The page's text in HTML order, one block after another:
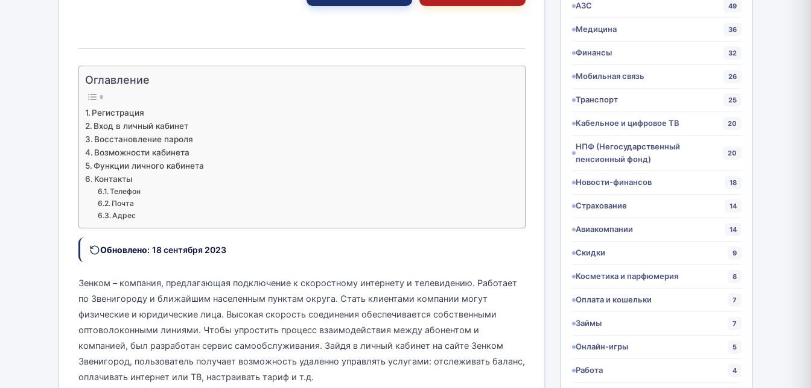
Оглавление
Регистрация
Вход в личный кабинет
Восстановление пароля
Возможности кабинета
Функции личного кабинета
Контакты
Телефон
Почта
Адрес
Обновлено: 18 сентября 2023
Зенком – компания, предлагающая подключение к скоростному интернету и телевидению. Работает
по Звенигороду и ближайшим населенным пунктам округа. Стать клиентами компании могут
физические и юридические лица. Высокая скорость соединения обеспечивается собственными
оптоволоконными линиями. Чтобы упростить процесс взаимодействия между абонентом и
компанией, был разработан сервис самообслуживания. Зайдя в личный кабинет на сайте Зенком
Звенигород, пользователь получает возможность удаленно управлять услугами: отслеживать баланс,
оплачивать интернет или ТВ, настраивать тариф и т.д.
АЗС 49
Медицина 36
Финансы 32
Мобильная связь 26
Транспорт 25
Кабельное и цифровое ТВ 20
НПФ (Негосударственный
пенсионный фонд)
20
Новости-финансов 18
Страхование 14
Авиакомпании 14
Скидки 9
Косметика и парфюмерия 8
Оплата и кошельки 7
Займы 7
Онлайн-игры 5
Работа 4